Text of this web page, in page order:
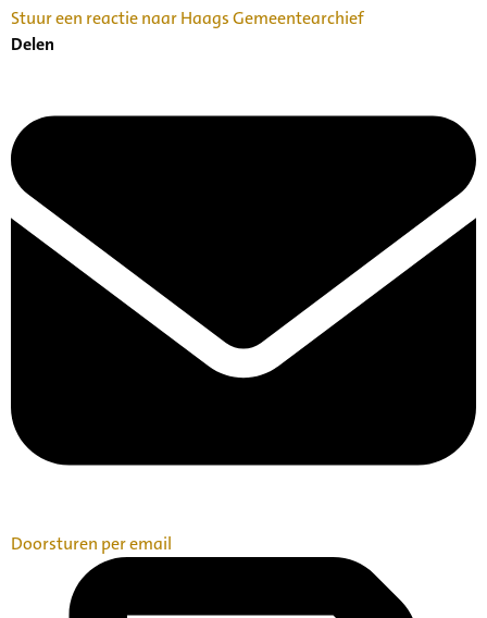
Stuur een reactie naar Haags Gemeentearchief
Delen
Doorsturen per email